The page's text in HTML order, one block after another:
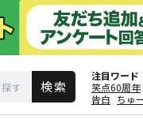
注目ワード
笑点60周年
告白 ちゅ